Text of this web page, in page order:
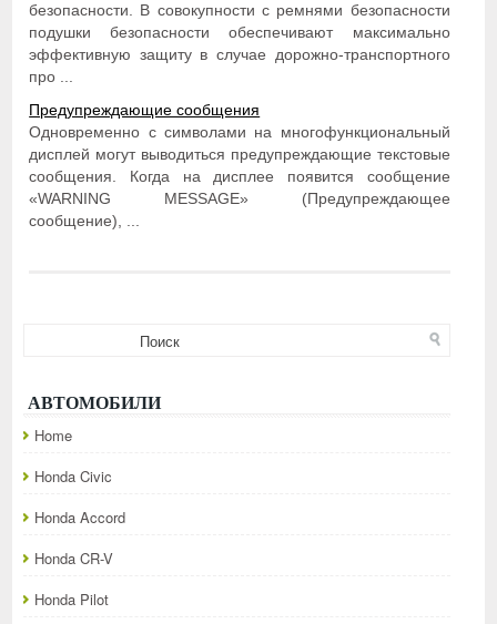
безопасности. В совокупности с ремнями безопасности
подушки безопасности обеспечивают максимально
эффективную защиту в случае дорожно-транспортного
про ...
Предупреждающие сообщения
Одновременно с символами на многофункциональный
дисплей могут выводиться предупреждающие текстовые
сообщения. Когда на дисплее появится сообщение
«WARNING MESSAGE» (Предупреждающее
сообщение), ...
АВТОМОБИЛИ
Home
Honda Civic
Honda Accord
Honda CR-V
Honda Pilot